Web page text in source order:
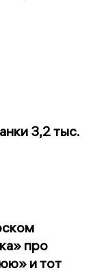
3,2 тыс.
про
и тот